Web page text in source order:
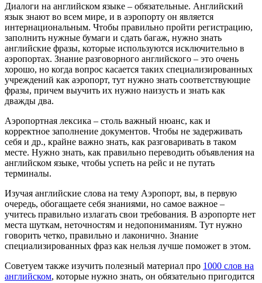
Диалоги на английском языке – обязательные. Английский
язык знают во всем мире, и в аэропорту он является
интернациональным. Чтобы правильно пройти регистрацию,
заполнить нужные бумаги и сдать багаж, нужно знать
английские фразы, которые используются исключительно в
аэропортах. Знание разговорного английского – это очень
хорошо, но когда вопрос касается таких специализированных
учреждений как аэропорт, тут нужно знать соответствующие
фразы, причем выучить их нужно наизусть и знать как
дважды два.
Аэропортная лексика – столь важный нюанс, как и
корректное заполнение документов. Чтобы не задерживать
себя и др., крайне важно знать, как разговаривать в таком
месте. Нужно знать, как правильно переводить объявления на
английском языке, чтобы успеть на рейс и не путать
терминалы.
Изучая английские слова на тему Аэропорт, вы, в первую
очередь, обогащаете себя знаниями, но самое важное –
учитесь правильно излагать свои требования. В аэропорте нет
места шуткам, неточностям и недопониманиям. Тут нужно
говорить четко, правильно и лаконично. Знание
специализированных фраз как нельзя лучше поможет в этом.
Советуем также изучить полезный материал про 1000 слов на
английском, которые нужно знать, он обязательно пригодится